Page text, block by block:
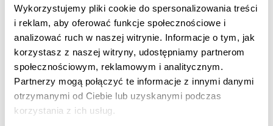
Wykorzystujemy pliki cookie do spersonalizowania treści
i reklam, aby oferować funkcje społecznościowe i
analizować ruch w naszej witrynie. Informacje o tym, jak
korzystasz z naszej witryny, udostępniamy partnerom
społecznościowym, reklamowym i analitycznym.
Partnerzy mogą połączyć te informacje z innymi danymi
otrzymanymi od Ciebie lub uzyskanymi podczas
korzystania z ich usług.
prestigeträchtiger Teil von Gdańsk in der Altstadt
in der Wałowa-Straße
100 fortschrittliche proprietäre
Behandlungsverfahren
entwickelt von Wellclinic
Specialists, mit spektakulären Ergebnissen,
Transparenter Entwicklungspfad.
Sind Sie der Meinung, dass Sie unsere Anforderungen
erfüllen und diese Stelle wie für Sie geschaffen ist?